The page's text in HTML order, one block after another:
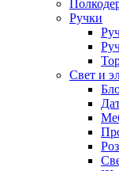
Ручки
Свет и